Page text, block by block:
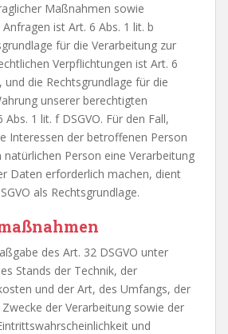
Maßnahmen sowie
ist Art. 6 Abs. 1 lit. b
für die Verarbeitung zur
Verpflichtungen ist Art. 6
und die Rechtsgrundlage für die
unserer berechtigten
1 lit. f DSGVO. Für den Fall,
Interessen der betroffenen Person
Person eine Verarbeitung
Daten erforderlich machen, dient
als Rechtsgrundlage.
des Art. 32 DSGVO unter
Stands der Technik, der
und der Art, des Umfangs, der
der Verarbeitung sowie der
und